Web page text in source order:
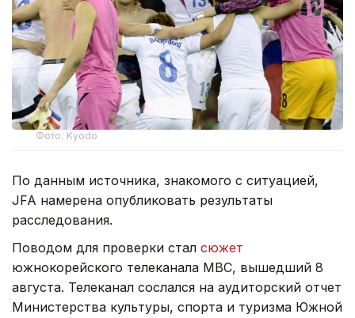
Фото: Kyodo
По данным источника, знакомого с ситуацией,
JFA намерена опубликовать результаты
расследования.
Поводом для проверки стал сюжет
южнокорейского телеканала MBC, вышедший 8
августа. Телеканал сослался на аудиторский отчет
Министерства культуры, спорта и туризма Южной